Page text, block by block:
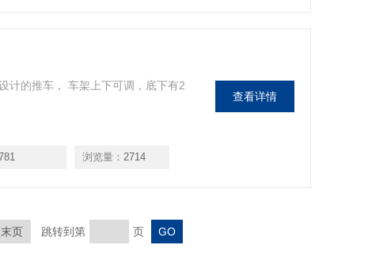
计的推车， 车架上下可调，底下有2
浏览量： 2714
查看详情
末页 跳转到第 页